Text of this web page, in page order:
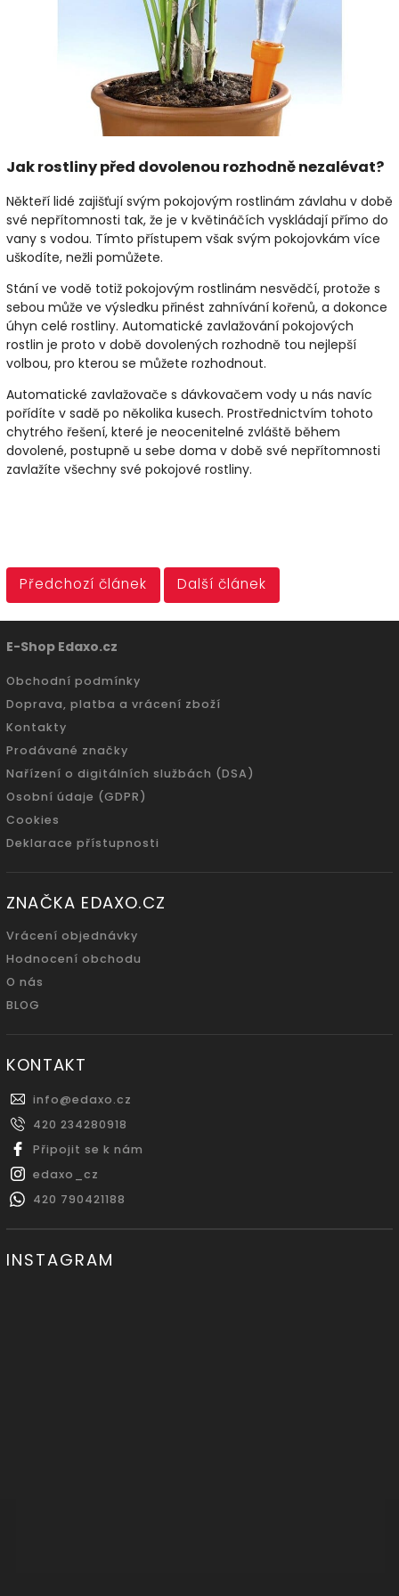
Jak rostliny před dovolenou rozhodně nezalévat?
Někteří lidé zajišťují svým pokojovým rostlinám závlahu v době
své nepřítomnosti tak, že je v květináčích vyskládají přímo do
vany s vodou. Tímto přístupem však svým pokojovkám více
uškodíte, nežli pomůžete.
Stání ve vodě totiž pokojovým rostlinám nesvědčí, protože s
sebou může ve výsledku přinést zahnívání kořenů, a dokonce
úhyn celé rostliny. Automatické zavlažování pokojových
rostlin je proto v době dovolených rozhodně tou nejlepší
volbou, pro kterou se můžete rozhodnout.
Automatické zavlažovače s dávkovačem vody u nás navíc
pořídíte v sadě po několika kusech. Prostřednictvím tohoto
chytrého řešení, které je neocenitelné zvláště během
dovolené, postupně u sebe doma v době své nepřítomnosti
zavlažíte všechny své pokojové rostliny.
Předchozí článek Další článek
E-Shop Edaxo.cz
Obchodní podmínky
Doprava, platba a vrácení zboží
Kontakty
Prodávané značky
Nařízení o digitálních službách (DSA)
Osobní údaje (GDPR)
Cookies
Deklarace přístupnosti
ZNAČKA EDAXO.CZ
Vrácení objednávky
Hodnocení obchodu
O nás
BLOG
KONTAKT
info@edaxo.cz
420 234280918
Připojit se k nám
edaxo_cz
420 790421188
INSTAGRAM